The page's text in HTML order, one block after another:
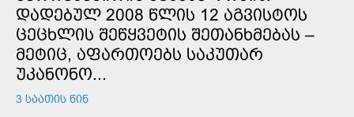
ᲓᲐᲓᲔᲑᲣᲚ 2008 ᲬᲚᲘᲡ 12 ᲐᲒᲕᲘᲡᲢᲝᲡ
ᲪᲔᲪᲮᲚᲘᲡ ᲨᲔᲬᲧᲕᲔᲢᲘᲡ ᲨᲔᲗᲐᲜᲮᲛᲔᲑᲐᲡ –
ᲛᲔᲢᲘᲪ, ᲐᲤᲐᲠᲗᲝᲔᲑᲡ ᲡᲐᲙᲣᲗᲐᲠ
ᲣᲙᲐᲜᲝᲜᲝ...
3 ᲡᲐᲐᲗᲘᲡ ᲬᲘᲜ